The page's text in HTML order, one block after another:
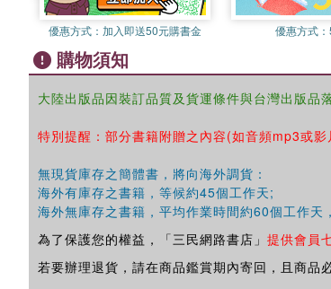
優惠方式： 加入即送50元購書金 優惠方式：
購物須知
大陸出版品因裝訂品質及貨運條件與台灣出版品
特別提醒：部分書籍附贈之內容(如音頻mp3或
無現貨庫存之簡體書，將向海外調貨：
海外有庫存之書籍，等候約45個工作天;
海外無庫存之書籍，平均作業時間約60個工作天
為了保護您的權益，「三民網路書店」 提供會員
若要辦理退貨，請在商品鑑賞期內寄回，且商品